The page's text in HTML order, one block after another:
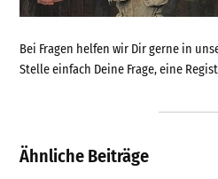
Bei Fragen helfen wir Dir gerne in
Stelle einfach Deine Frage, eine
Ähnliche Beiträge